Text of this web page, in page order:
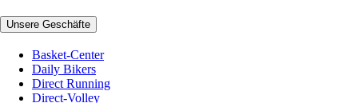
Unsere Geschäfte
Basket-Center
Daily Bikers
Direct Running
Direct-Volley